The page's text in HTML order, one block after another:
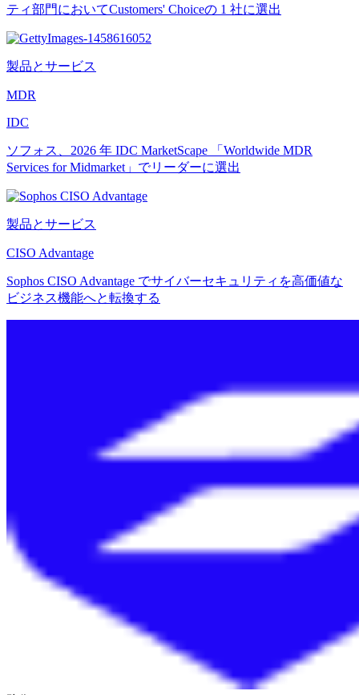
ティ部門においてCustomers' Choiceの 1 社に選出
製品とサービス
MDR
IDC
ソフォス、2026 年 IDC MarketScape 「Worldwide MDR
Services for Midmarket」でリーダーに選出
製品とサービス
CISO Advantage
Sophos CISO Advantage でサイバーセキュリティを高価値な
ビジネス機能へと転換する